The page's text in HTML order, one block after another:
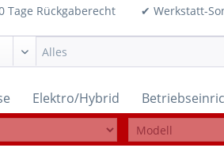
Rückgaberecht ✔ Werkstatt-
Elektro/Hybrid